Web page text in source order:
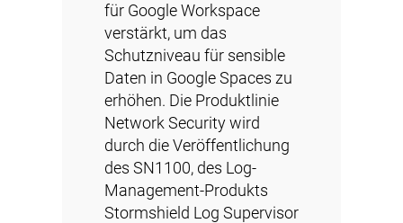
für Google Workspace
verstärkt, um das
Schutzniveau für sensible
Daten in Google Spaces zu
erhöhen. Die Produktlinie
Network Security wird
durch die Veröffentlichung
des SN1100, des Log-
Management-Produkts
Stormshield Log Supervisor